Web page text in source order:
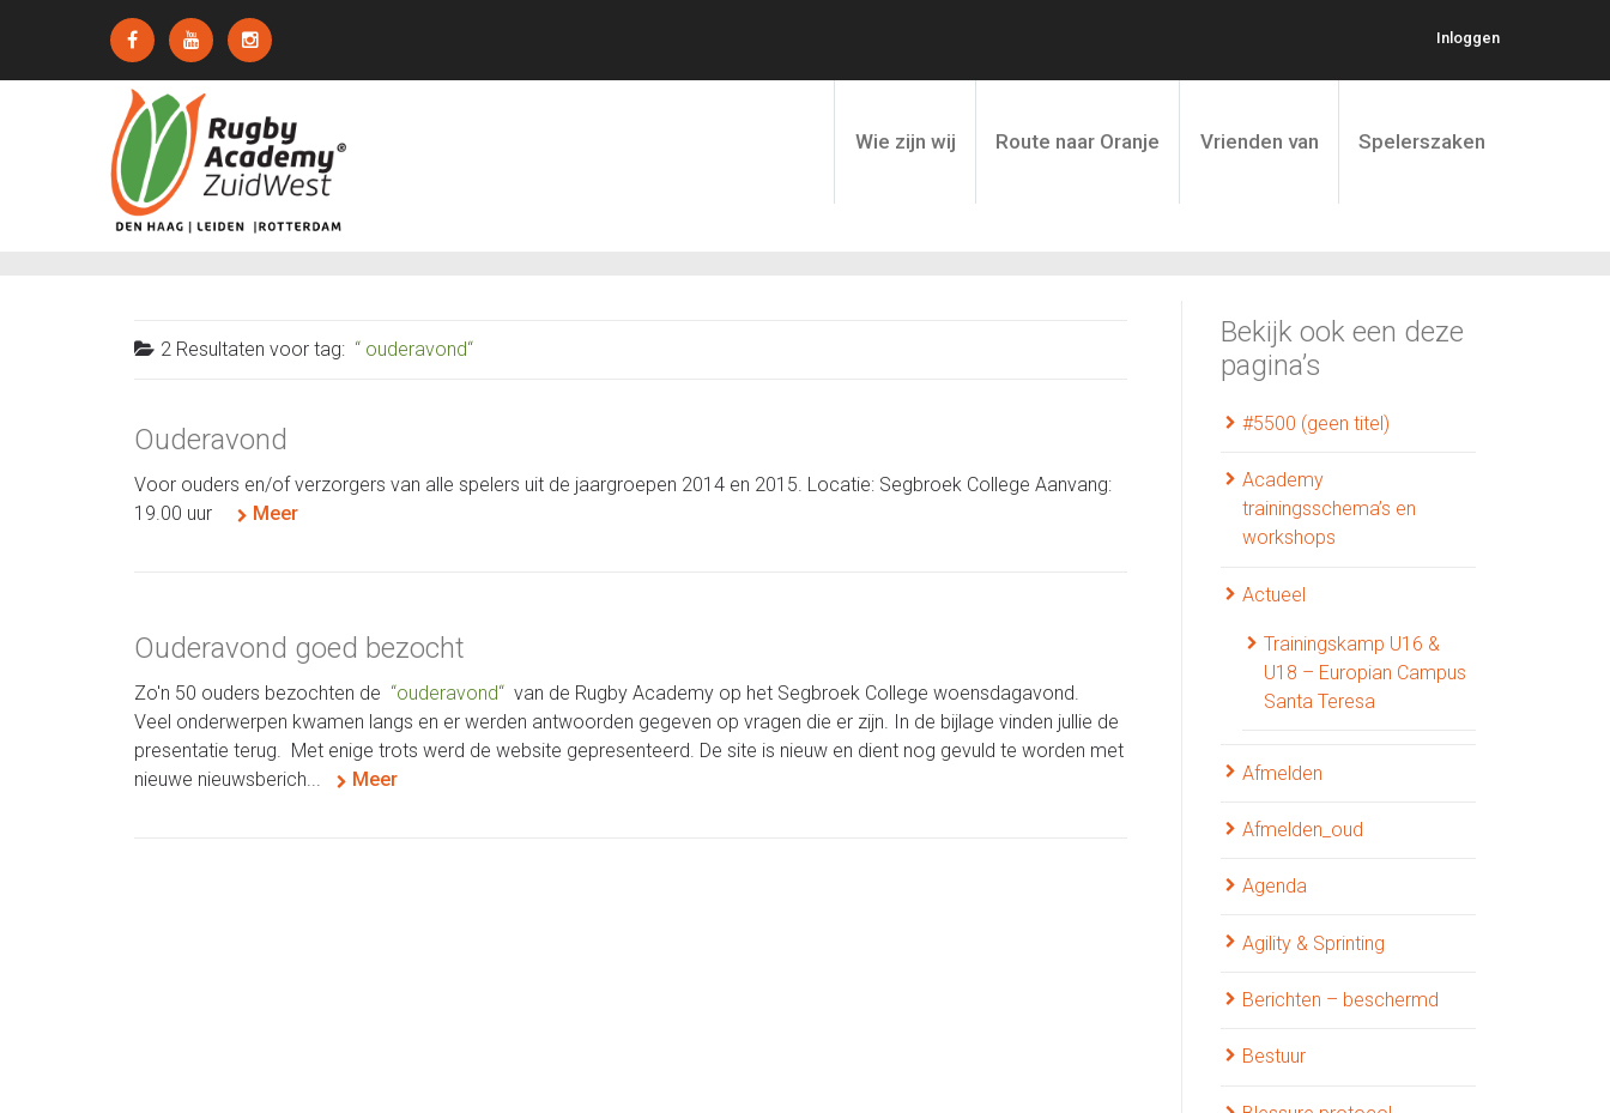
Inloggen
Wie zijn wij Route naar Oranje Vrienden van Spelerszaken
2 Resultaten voor tag: ouderavond
Ouderavond
Voor ouders en/of verzorgers van alle spelers uit de jaargroepen 2014 en 2015. Locatie: Segbroek College Aanvang:
19.00 uur
Meer
Ouderavond goed bezocht
Zo'n 50 ouders bezochten de ouderavond
van de Rugby Academy op het Segbroek College woensdagavond.
Veel onderwerpen kwamen langs en er werden antwoorden gegeven op vragen die er zijn. In de bijlage vinden jullie de
presentatie terug. Met enige trots werd de website gepresenteerd. De site is nieuw en dient nog gevuld te worden met
nieuwe nieuwsberich...
Meer
Bekijk ook een deze
pagina’s
#5500 (geen titel)
Academy
trainingsschema’s en
workshops
Actueel
Trainingskamp U16 &
U18 – Europian Campus
Santa Teresa
Afmelden
Afmelden_oud
Agenda
Agility & Sprinting
Berichten – beschermd
Bestuur